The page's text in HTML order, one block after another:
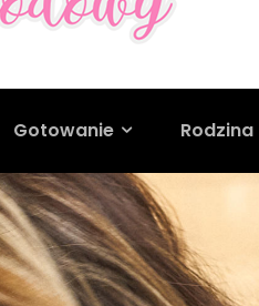
Gotowanie Rodzina